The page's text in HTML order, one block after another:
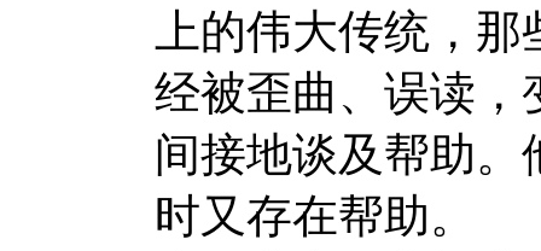
上的伟大传统，
经被歪曲、误读，
间接地谈及帮助。
时又存在帮助。